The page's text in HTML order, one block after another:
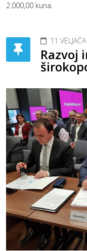
2.000,00 kuna.
11
Razvoj